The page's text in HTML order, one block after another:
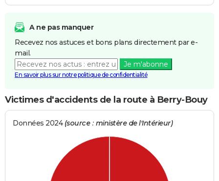
A ne pas manquer
Recevez nos astuces et bons plans directement par e-
mail.
Je m'abonne
En savoir plus sur notre politique de confidentialité
Victimes d'accidents de la route à Berry-Bouy
Données 2024 (source : ministère de l'Intérieur)